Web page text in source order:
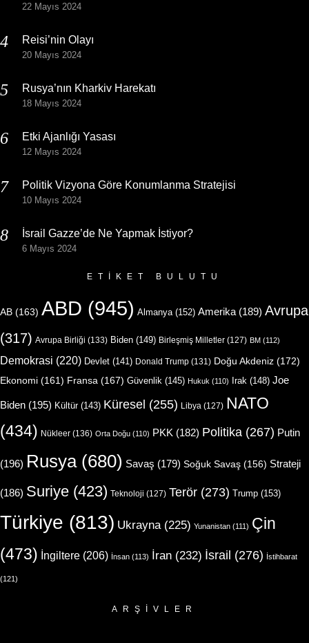
22 Mayıs 2024
Reisi’nin Olayı
20 Mayıs 2024
Rusya’nın Kharkiv Harekatı
18 Mayıs 2024
Etki Ajanlığı Yasası
12 Mayıs 2024
Politik Vizyona Göre Konumlanma Stratejisi
10 Mayıs 2024
İsrail Gazze’de Ne Yapmak İstiyor?
6 Mayıs 2024
ETIKET BULUTU
AB (163) ABD (945) Almanya (152) Amerika (189) Avrupa
(317) Avrupa Birliği (133) Biden (149) Birleşmiş Milletler (127) BM (112)
Demokrasi (220) Devlet (141) Donald Trump (131) Doğu Akdeniz (172)
Ekonomi (161) Fransa (167) Güvenlik (145) Hukuk (110) Irak (148) Joe
Biden (195) Kültür(143) Küresel (255) Libya (127) NATO
(434) Nükleer (136) Orta Doğu (110) PKK (182) Politika (267) Putin
(196) Rusya(680) Savaş (179) Soğuk Savaş (156) Strateji
(186) Suriye (423) Teknoloji (127) Terör (273) Trump (153)
Türkiye (813) Ukrayna(225) Yunanistan (111) Çin
(473) İngiltere (206) İnsan (113) İran (232) İsrail (276) İstihbarat
(121)
ARŞIVLER